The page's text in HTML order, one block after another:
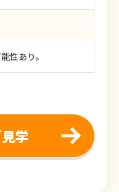
性あり。
学